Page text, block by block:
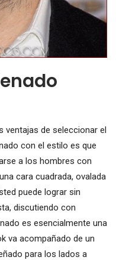
ventajas de seleccionar el
con el estilo es que
a los hombres con
cara cuadrada, ovalada
puede lograr sin
discutiendo con
es esencialmente una
va acompañado de un
para los lados a